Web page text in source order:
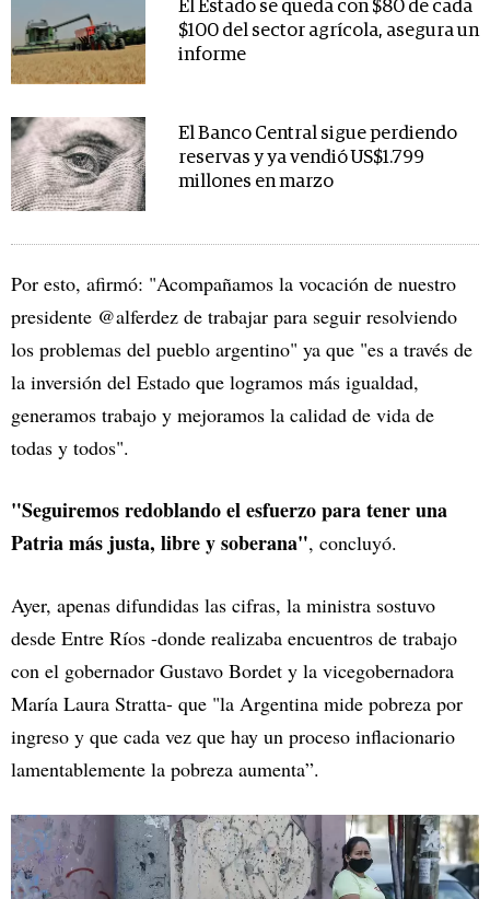
El Estado se queda con $80 de cada
$100 del sector agrícola, asegura un
informe
El Banco Central sigue perdiendo
reservas y ya vendió US$1.799
millones en marzo
Por esto, afirmó: "Acompañamos la vocación de nuestro
presidente @alferdez de trabajar para seguir resolviendo
los problemas del pueblo argentino" ya que "es a través de
la inversión del Estado que logramos más igualdad,
generamos trabajo y mejoramos la calidad de vida de
todas y todos".
"Seguiremos redoblando el esfuerzo para tener una
Patria más justa, libre y soberana", concluyó.
Ayer, apenas difundidas las cifras, la ministra sostuvo
desde Entre Ríos -donde realizaba encuentros de trabajo
con el gobernador Gustavo Bordet y la vicegobernadora
María Laura Stratta- que "la Argentina mide pobreza por
ingreso y que cada vez que hay un proceso inflacionario
lamentablemente la pobreza aumenta”.